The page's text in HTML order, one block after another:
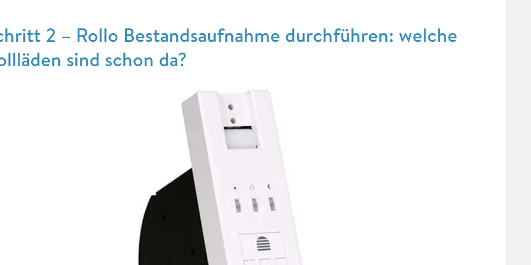
2 – Rollo Bestandsaufnahme durchführen: welche
sind schon da?